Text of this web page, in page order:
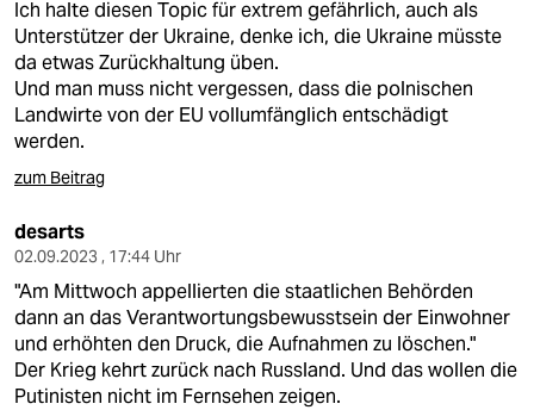
Ich halte diesen Topic für extrem gefährlich, auch als
Unterstützer der Ukraine, denke ich, die Ukraine müsste
da etwas Zurückhaltung üben.
Und man muss nicht vergessen, dass die polnischen
Landwirte von der EU vollumfänglich entschädigt
werden.
zum Beitrag
desarts
02.09.2023 , 17:44 Uhr
"Am Mittwoch appellierten die staatlichen Behörden
dann an das Verantwortungsbewusstsein der Einwohner
und erhöhten den Druck, die Aufnahmen zu löschen."
Der Krieg kehrt zurück nach Russland. Und das wollen die
Putinisten nicht im Fernsehen zeigen.